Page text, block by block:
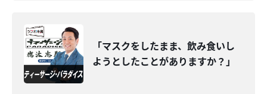
「マスクをしたまま、飲み食いし
ようとしたことがありますか？」